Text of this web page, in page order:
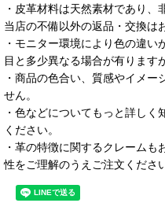
・皮革材料は天然素材であり
当店の不備以外の返品・交換は
・モニター環境により色の違
目と多少異なる場合が有ります
・商品の色合い、質感やイメ
せん。
・色などについてもっと詳し
ください。
・革の特徴に関するクレーム
性をご理解のうえご注文ください